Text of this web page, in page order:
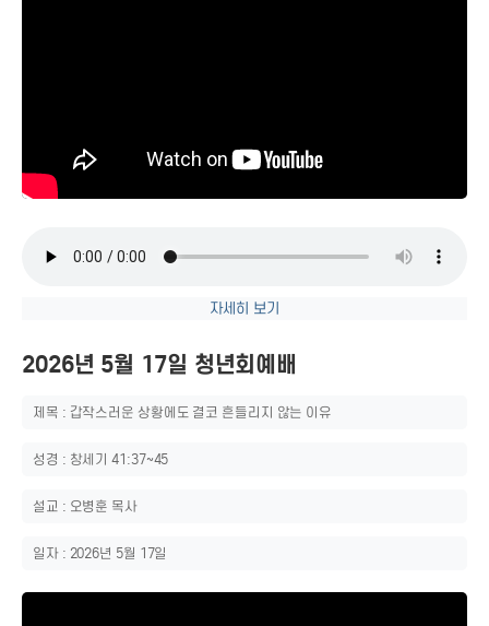
자세히 보기
2026년 5월 17일 청년회예배
제목 : 갑작스러운 상황에도 결코 흔들리지 않는 이유
성경 : 창세기 41:37~45
설교 : 오병훈 목사
일자 : 2026년 5월 17일